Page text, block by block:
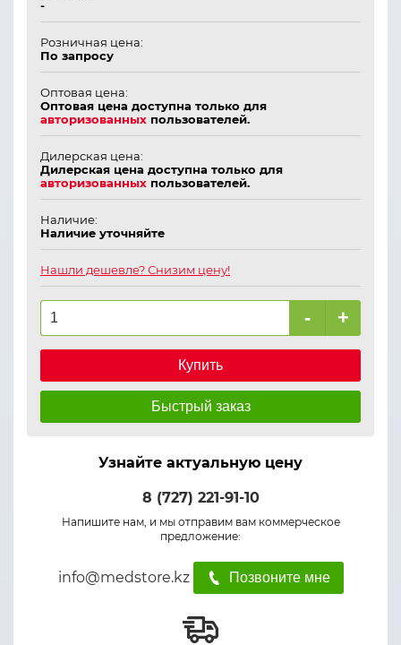
-
Розничная цена:
По запросу
Оптовая цена:
Оптовая цена доступна только для
авторизованных пользователей.
Дилерская цена:
Дилерская цена доступна только для
авторизованных пользователей.
Наличие:
Наличие уточняйте
Нашли дешевле? Снизим цену!
- +
Купить
Быстрый заказ
Узнайте актуальную цену
8 (727) 221-91-10
Напишите нам, и мы отправим вам коммерческое
предложение:
info@medstore.kz Позвоните мне